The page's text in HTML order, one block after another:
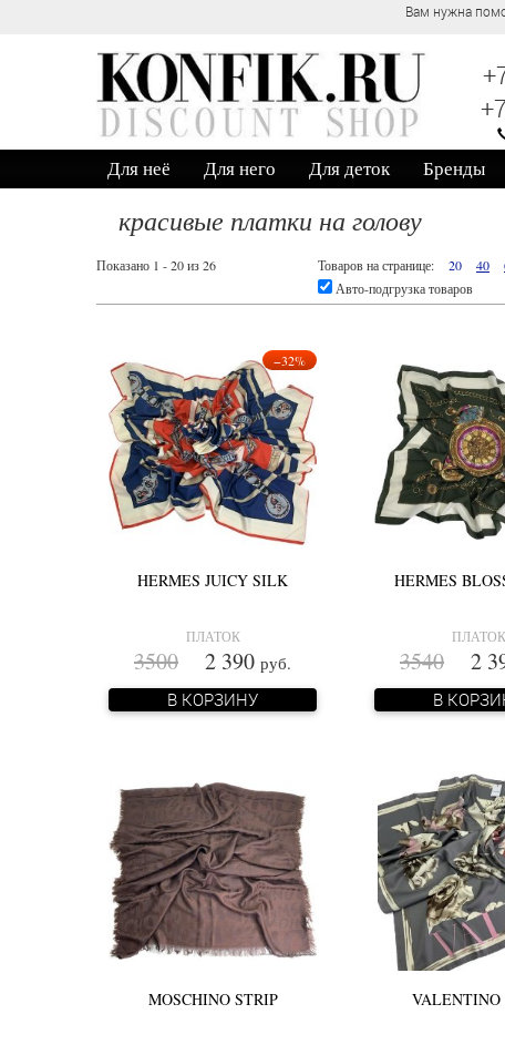
Вам нужна
Для неё Для него Для деток Бренды
красивые платки на голову
Показано 1 - 20 из 26 Товаров на странице: 20 40
Авто-подгрузка товаров
−32%
HERMES JUICY SILK
ПЛАТОК
3500 2 390 руб.
В КОРЗИНУ
HERMES
ПЛАТОК
3540 2
В
MOSCHINO STRIP VALENTINO